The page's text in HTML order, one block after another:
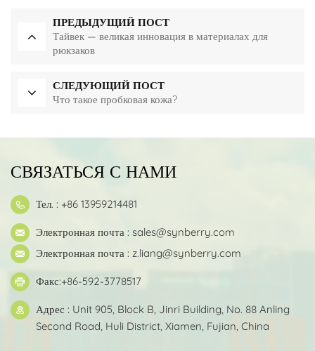
ПРЕДЫДУЩИЙ ПОСТ
Тайвек — великая инновация в материалах для
рюкзаков
СЛЕДУЮЩИЙ ПОСТ
Что такое пробковая кожа?
СВЯЗАТЬСЯ С НАМИ
Тел. : +86 13959214481
Электронная почта : sales@synberry.com
Электронная почта : z.liang@synberry.com
Факс:+86-592-3778517
Адрес : Unit 905, Block B, Jinri Building, No. 88 Anling
Second Road, Huli District, Xiamen, Fujian, China